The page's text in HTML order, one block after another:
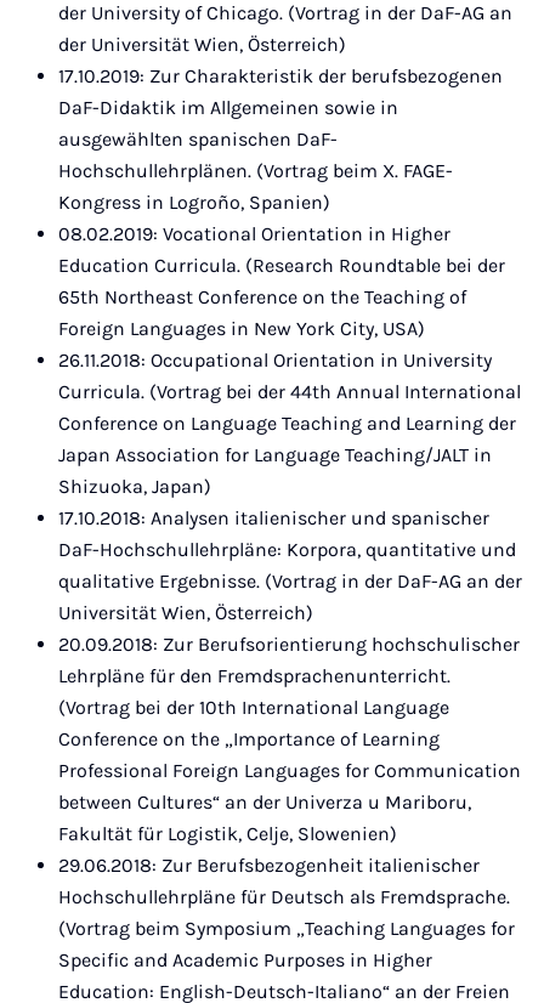
der University of Chicago. (Vortrag in der DaF-AG an
der Universität Wien, Österreich)
17.10.2019: Zur Charakteristik der berufsbezogenen
DaF-Didaktik im Allgemeinen sowie in
ausgewählten spanischen DaF-
Hochschullehrplänen. (Vortrag beim X. FAGE-
Kongress in Logroño, Spanien)
08.02.2019: Vocational Orientation in Higher
Education Curricula. (Research Roundtable bei der
65th Northeast Conference on the Teaching of
Foreign Languages in New York City, USA)
26.11.2018: Occupational Orientation in University
Curricula. (Vortrag bei der 44th Annual International
Conference on Language Teaching and Learning der
Japan Association for Language Teaching/JALT in
Shizuoka, Japan)
17.10.2018: Analysen italienischer und spanischer
DaF-Hochschullehrpläne: Korpora, quantitative und
qualitative Ergebnisse. (Vortrag in der DaF-AG an der
Universität Wien, Österreich)
20.09.2018: Zur Berufsorientierung hochschulischer
Lehrpläne für den Fremdsprachenunterricht.
(Vortrag bei der 10th International Language
Conference on the „Importance of Learning
Professional Foreign Languages for Communication
between Cultures“ an der Univerza u Mariboru,
Fakultät für Logistik, Celje, Slowenien)
29.06.2018: Zur Berufsbezogenheit italienischer
Hochschullehrpläne für Deutsch als Fremdsprache.
(Vortrag beim Symposium „Teaching Languages for
Specific and Academic Purposes in Higher
Education: English-Deutsch-Italiano“ an der Freien